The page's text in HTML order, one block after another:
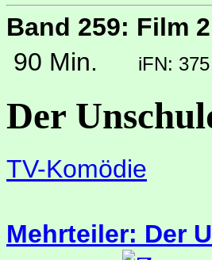
Band 259: Film 2
90 Min. iFN: 375
Der
TV-Komödie
Mehrteiler: Der